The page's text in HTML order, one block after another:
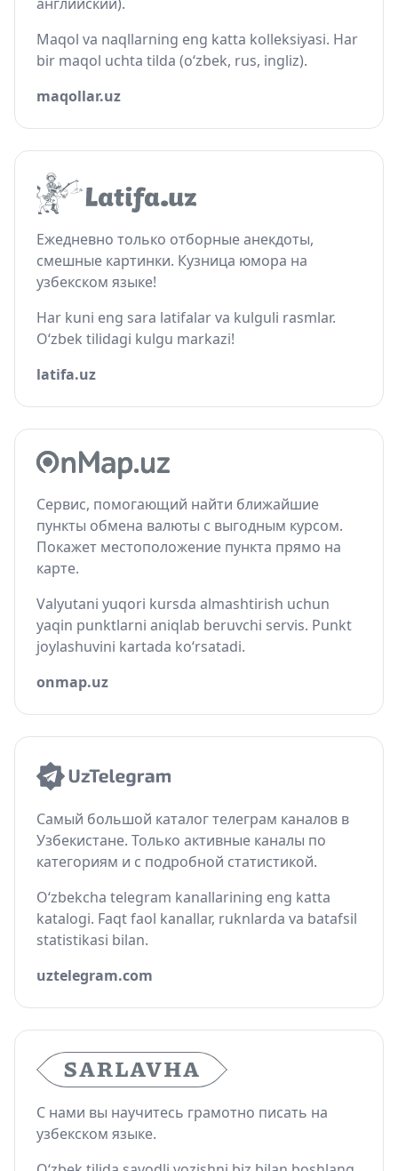
Maqol va naqllarning eng katta kolleksiyasi. Har
bir maqol uchta tilda (o‘zbek, rus, ingliz).
maqollar.uz
Ежедневно только отборные анекдоты,
смешные картинки. Кузница юмора на
узбекском языке!
Har kuni eng sara latifalar va kulguli rasmlar.
O‘zbek tilidagi kulgu markazi!
latifa.uz
Сервис, помогающий найти ближайшие
пункты обмена валюты с выгодным курсом.
Покажет местоположение пункта прямо на
карте.
Valyutani yuqori kursda almashtirish uchun
yaqin punktlarni aniqlab beruvchi servis. Punkt
joylashuvini kartada ko‘rsatadi.
onmap.uz
Самый большой каталог телеграм каналов в
Узбекистане. Только активные каналы по
категориям и с подробной статистикой.
O‘zbekcha telegram kanallarining eng katta
katalogi. Faqt faol kanallar, ruknlarda va batafsil
statistikasi bilan.
uztelegram.com
С нами вы научитесь грамотно писать на
узбекском языке.